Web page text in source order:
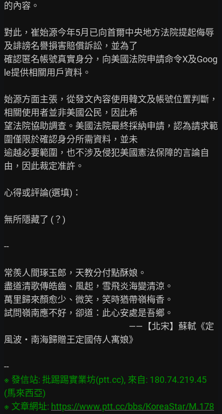
的內容。
對此，崔始源今年5月已向首爾中央地方法院提起侮辱
及誹謗名譽損害賠償訴訟，並為了
確認匿名帳號真實身分，向美國法院申請命令X及Goog
le提供相關用戶資料。
始源方面主張，從發文內容使用韓文及帳號位置判斷，
相關使用者並非美國公民，因此希
望法院協助調查。美國法院最終採納申請，認為請求範
圍僅限於確認身分所需資料，並未
逾越必要範圍，也不涉及侵犯美國憲法保障的言論自
由，因此裁定准許。
心得或評論(選填)：
無所隱藏了 (？)
--
常羨人間琢玉郎，天教分付點酥娘。
盡道清歌傳皓齒、風起，雪飛炎海變清涼。
萬里歸來顏愈少、微笑，笑時猶帶嶺梅香。
試問嶺南應不好，卻道：此心安處是吾鄉。
——【北宋】蘇軾《定
風波・南海歸贈王定國侍人寓娘》
※ 發信站: 批踢踢實業坊(ptt.cc), 來自: 180.74.219.45
(馬來西亞)
※ 文章網址: https://www.ptt.cc/bbs/KoreaStar/M.178